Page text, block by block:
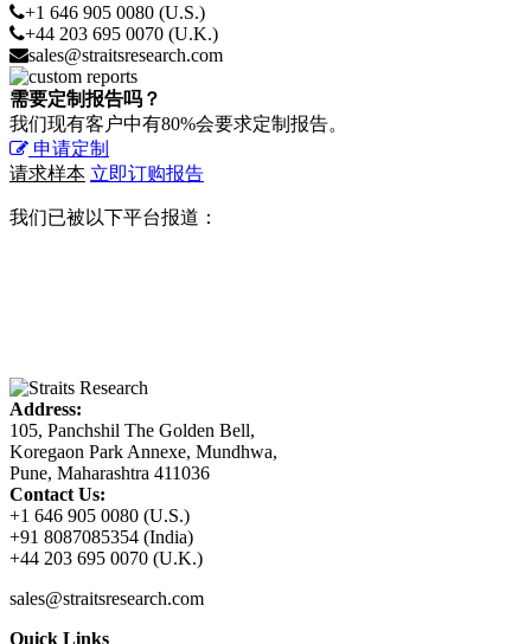
+1 646 905 0080 (U.S.)
+44 203 695 0070 (U.K.)
sales@straitsresearch.com
需要定制报告吗？
我们现有客户中有80%会要求定制报告。
申请定制
请求样本 立即订购报告
我们已被以下平台报道：
Address:
105, Panchshil The Golden Bell,
Koregaon Park Annexe, Mundhwa,
Pune, Maharashtra 411036
Contact Us:
+1 646 905 0080 (U.S.)
+91 8087085354 (India)
+44 203 695 0070 (U.K.)
sales@straitsresearch.com
Quick Links